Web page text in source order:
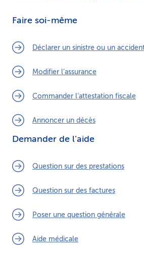
Faire soi-même
Déclarer un sinistre ou un
Modifier l’assurance
Commander l’attestation fiscale
Annoncer un décès
Demander de l’aide
Question sur des prestations
Question sur des factures
Poser une question générale
Aide médicale